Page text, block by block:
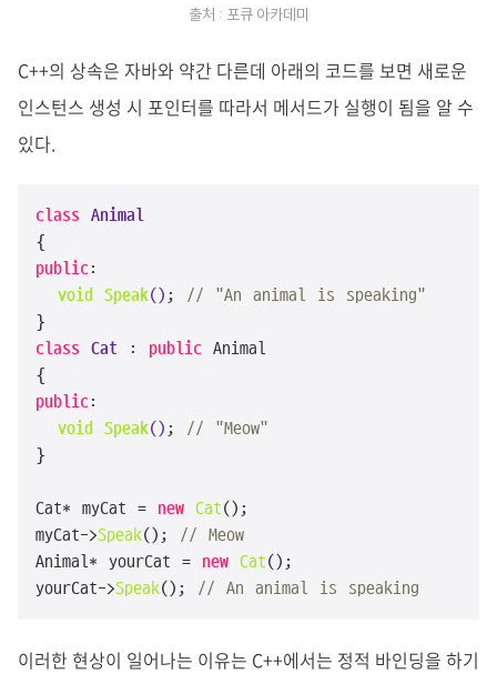
출처 : 포큐 아카데미
C++의 상속은 자바와 약간 다른데 아래의 코드를 보면 새로운
인스턴스 생성 시 포인터를 따라서 메서드가 실행이 됨을 알 수
있다.
class Animal
public :
void
Speak() ; // "An animal is speaking"
class Cat : public Animal
public :
void
Speak() ; // "Meow"
}
Cat* myCat = new Cat();
myCat->Speak(); // Meow
Animal* yourCat = new Cat();
yourCat->Speak(); // An animal is speaking
이러한 현상이 일어나는 이유는 C++에서는 정적 바인딩을 하기